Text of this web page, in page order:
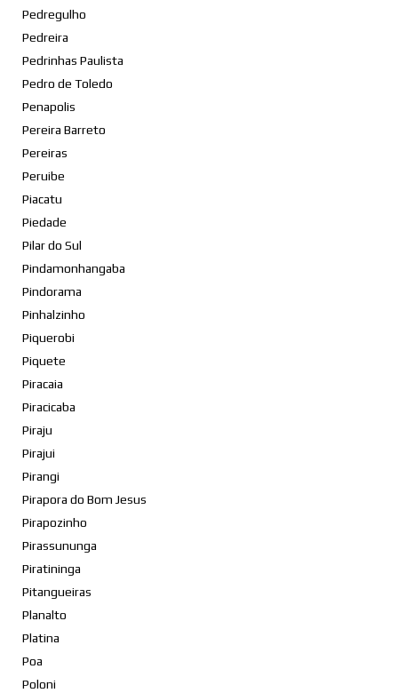
Pedregulho
Pedreira
Pedrinhas Paulista
Pedro de Toledo
Penapolis
Pereira Barreto
Pereiras
Peruibe
Piacatu
Piedade
Pilar do Sul
Pindamonhangaba
Pindorama
Pinhalzinho
Piquerobi
Piquete
Piracaia
Piracicaba
Piraju
Pirajui
Pirangi
Pirapora do Bom Jesus
Pirapozinho
Pirassununga
Piratininga
Pitangueiras
Planalto
Platina
Poa
Poloni